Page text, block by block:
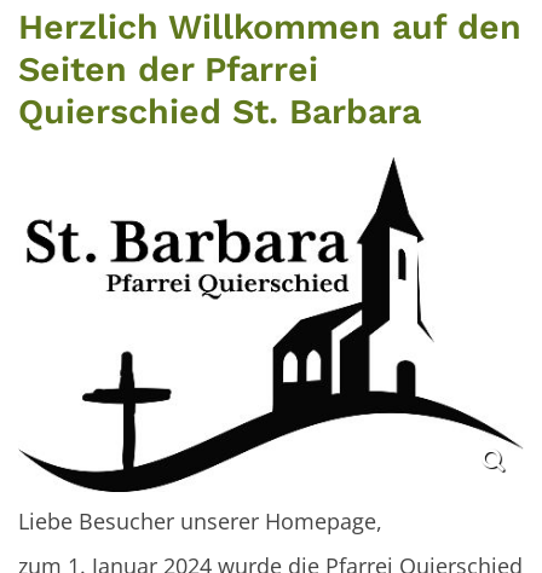
Herzlich Willkommen auf den
Seiten der Pfarrei
Quierschied St. Barbara
Liebe Besucher unserer Homepage,
zum 1. Januar 2024 wurde die Pfarrei Quierschied